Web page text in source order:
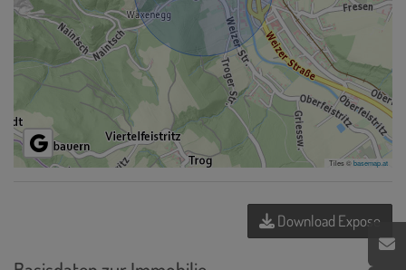
Tiles ©basemap.at
Download Expose